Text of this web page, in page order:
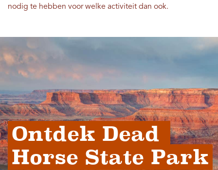
nodig te hebben voor welke activiteit dan ook.
Ontdek Dead
Horse State Park